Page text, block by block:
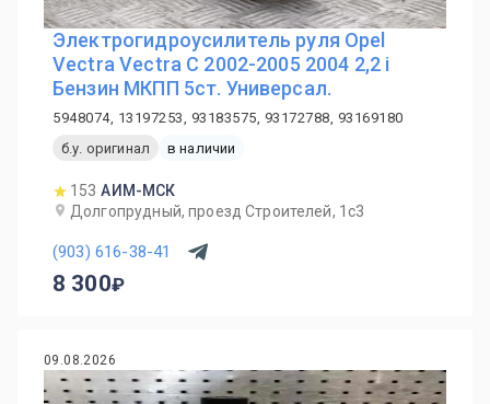
Электрогидроусилитель руля Opel
Vectra Vectra C 2002-2005 2004 2,2 i
Бензин МКПП 5ст. Универсал.
5948074, 13197253, 93183575, 93172788, 93169180
б.у. оригинал
в наличии
153 АИМ-МСК
Долгопрудный, проезд Строителей, 1с3
(903) 616-38-41
8 300
09.08.2026